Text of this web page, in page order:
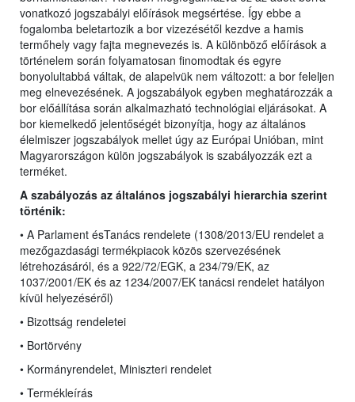
vonatkozó jogszabályi előírások megsértése. Így ebbe a
fogalomba beletartozik a bor vizezésétől kezdve a hamis
termőhely vagy fajta megnevezés is. A különböző előírások a
történelem során folyamatosan finomodtak és egyre
bonyolultabbá váltak, de alapelvük nem változott: a bor feleljen
meg elnevezésének. A jogszabályok egyben meghatározzák a
bor előállítása során alkalmazható technológiai eljárásokat. A
bor kiemelkedő jelentőségét bizonyítja, hogy az általános
élelmiszer jogszabályok mellet úgy az Európai Unióban, mint
Magyarországon külön jogszabályok is szabályozzák ezt a
terméket.
A szabályozás az általános jogszabályi hierarchia szerint
történik:
• A Parlament ésTanács rendelete (1308/2013/EU rendelet a
mezőgazdasági termékpiacok közös szervezésének
létrehozásáról, és a 922/72/EGK, a 234/79/EK, az
1037/2001/EK és az 1234/2007/EK tanácsi rendelet hatályon
kívül helyezéséről)
• Bizottság rendeletei
• Bortörvény
• Kormányrendelet, Miniszteri rendelet
• Termékleírás